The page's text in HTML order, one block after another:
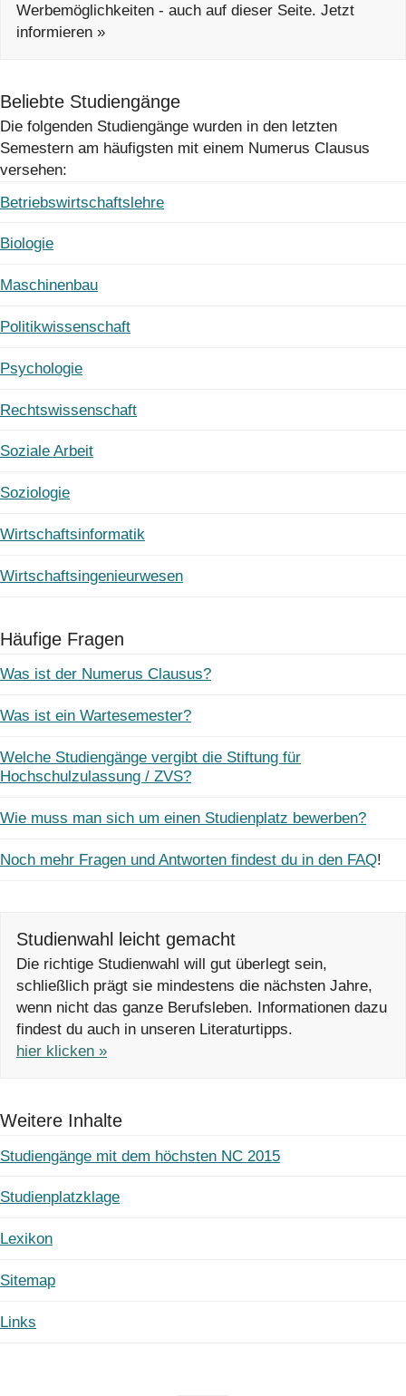
Werbemöglichkeiten - auch auf dieser Seite. Jetzt
informieren »
Beliebte Studiengänge
Die folgenden Studiengänge wurden in den letzten
Semestern am häufigsten mit einem Numerus Clausus
versehen:
Betriebswirtschaftslehre
Biologie
Maschinenbau
Politikwissenschaft
Psychologie
Rechtswissenschaft
Soziale Arbeit
Soziologie
Wirtschaftsinformatik
Wirtschaftsingenieurwesen
Häufige Fragen
Was ist der Numerus Clausus?
Was ist ein Wartesemester?
Welche Studiengänge vergibt die Stiftung für
Hochschulzulassung / ZVS?
Wie muss man sich um einen Studienplatz bewerben?
Noch mehr Fragen und Antworten findest du in den FAQ!
Studienwahl leicht gemacht
Die richtige Studienwahl will gut überlegt sein,
schließlich prägt sie mindestens die nächsten Jahre,
wenn nicht das ganze Berufsleben. Informationen dazu
findest du auch in unseren Literaturtipps.
hier klicken »
Weitere Inhalte
Studiengänge mit dem höchsten NC 2015
Studienplatzklage
Lexikon
Sitemap
Links